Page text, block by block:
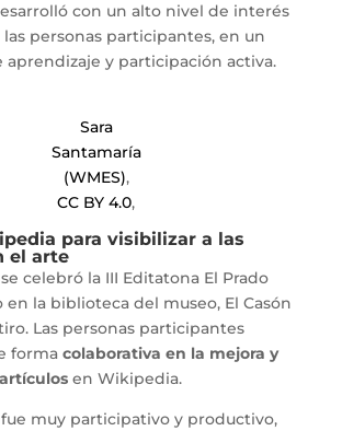
con un alto nivel de interés
personas participantes, en un
y participación activa.
Sara
Santamaría
(WMES),
CC BY 4.0,
para visibilizar a las
el arte
se celebró la III Editatona El Prado
la biblioteca del museo, El Casón
Las personas participantes
forma colaborativa en la mejora y
en Wikipedia.
muy participativo y productivo,